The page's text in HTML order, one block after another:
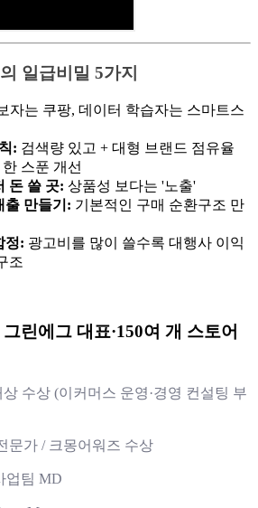
일급비밀 5가지
자는 쿠팡, 데이터 학습자는 스마트스
: 검색량 있고 + 대형 브랜드 점유율
스푼 개선
돈 쓸 곳: 상품성 보다는 '노출'
출 만들기: 기본적인 구매 순환구조 만
정: 광고비를 많이 쓸수록 대행사 이익
조
린에그 대표·150여 개 스토어
수상 (이커머스 운영·경영 컨설팅 부
문가 / 크몽어워즈 수상
업팀 MD